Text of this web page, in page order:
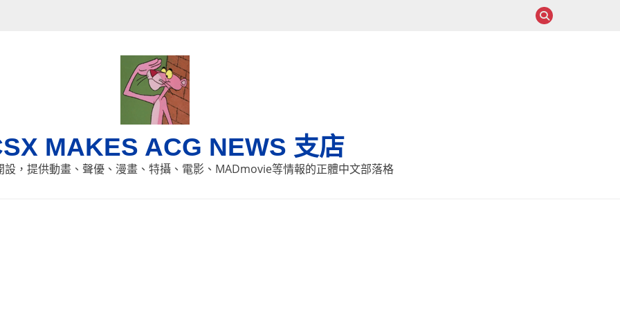
MAKES ACG NEWS 支店
設，提供動畫、聲優、漫畫、特攝、電影、MADmovie等情報的正體中文部落格